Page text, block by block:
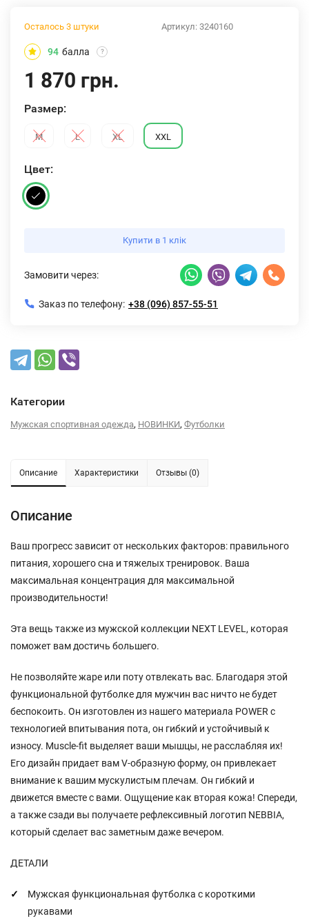
Артикул: 3240160
Осталось 3 штуки
94 балла ?
1 870 грн.
Размер:
M L XL XXL
Цвет:
Купити в 1 клік
Замовити через:
Заказ по телефону: +38 (096) 857-55-51
Категории
Мужская спортивная одежда, НОВИНКИ, Футболки
Описание Характеристики Отзывы (0)
Описание
Ваш прогресс зависит от нескольких факторов: правильного
питания, хорошего сна и тяжелых тренировок. Ваша
максимальная концентрация для максимальной
производительности!
Эта вещь также из мужской коллекции NEXT LEVEL, которая
поможет вам достичь большего.
Не позволяйте жаре или поту отвлекать вас. Благодаря этой
функциональной футболке для мужчин вас ничто не будет
беспокоить. Он изготовлен из нашего материала POWER с
технологией впитывания пота, он гибкий и устойчивый к
износу. Muscle-fit выделяет ваши мышцы, не расслабляя их!
Его дизайн придает вам V-образную форму, он привлекает
внимание к вашим мускулистым плечам. Он гибкий и
движется вместе с вами. Ощущение как вторая кожа! Спереди,
а также сзади вы получаете рефлексивный логотип NEBBIA,
который сделает вас заметным даже вечером.
ДЕТАЛИ
Мужская функциональная футболка с короткими
рукавами